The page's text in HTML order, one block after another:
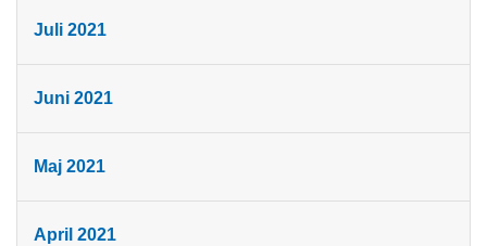
Juli 2021
Juni 2021
Maj 2021
April 2021